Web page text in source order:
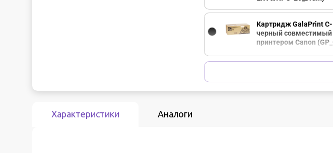
Картридж GalaPrint C-
черный совместимый
принтером Canon
Характеристики Аналоги